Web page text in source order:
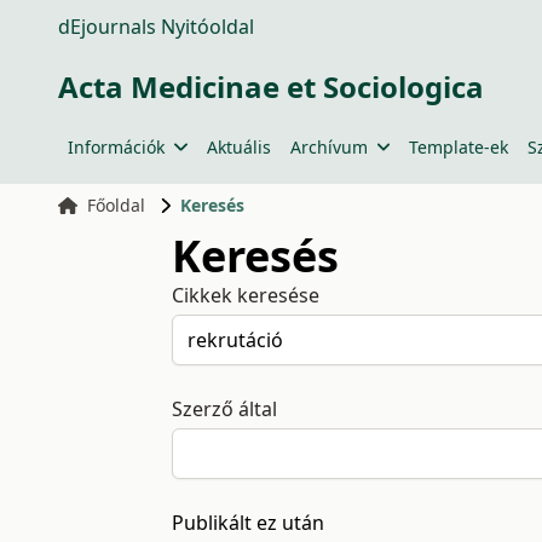
dEjournals Nyitóoldal
Acta Medicinae et Sociologica
Információk Aktuális Archívum Template-ek
Főoldal Keresés
Keresés
Cikkek keresése
Szerző által
Publikált ez után